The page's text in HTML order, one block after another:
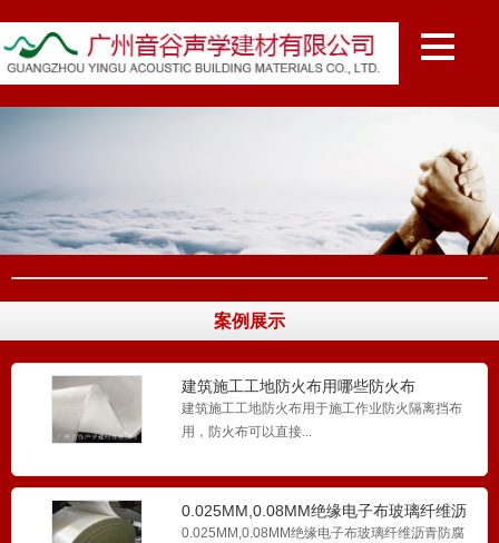
案例展示
建筑施工工地防火布用哪些防火布
建筑施工工地防火布用于施工作业防火隔离挡布
用，防火布可以直接...
0.025MM,0.08MM绝缘电子布玻璃纤维沥
青防腐无碱
0.025MM,0.08MM绝缘电子布玻璃纤维沥青防腐